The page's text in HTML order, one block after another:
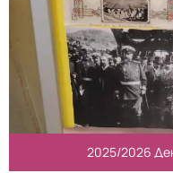
2025/2026